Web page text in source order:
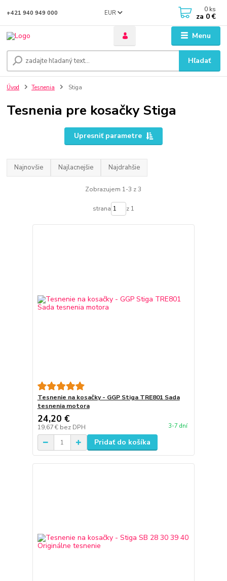
Menu
EUR
Hľadať
+421 940 949 000 0 ks
za 0 €
Úvod Tesnenia Stiga
Tesnenia pre kosačky Stiga
Upresniť parametre
Najnovšie Najlacnejšie Najdrahšie
Zobrazujem 1-3 z 3
strana z 1
Tesnenie na kosačky - GGP Stiga TRE801 Sada
tesnenia motora
24,20 €
19,67 € bez DPH 3-7 dní
Pridať do košíka